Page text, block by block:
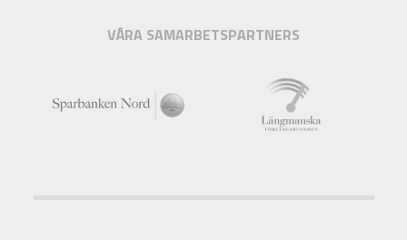
VÅRA SAMARBETSPARTNERS